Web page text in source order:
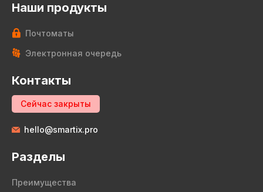
Наши продукты
Почтоматы
Электронная очередь
Контакты
Сейчас закрыты
hello@smartix.pro
Разделы
Преимущества